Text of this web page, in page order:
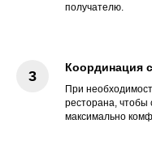
получателю.
Координация
При
ресторана, чтобы
максимально